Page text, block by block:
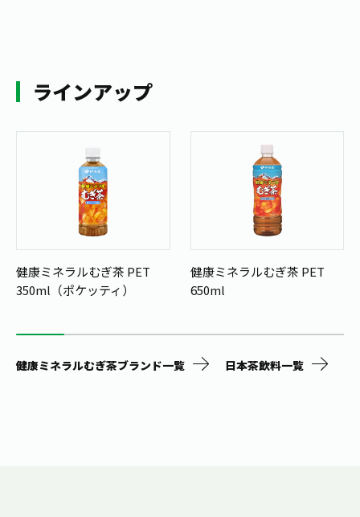
ラインアップ
健康ミネラルむぎ茶 PET
350ml（ポケッティ）
健康ミネラルむぎ茶 PET
650ml
健康ミネラルむぎ茶ブランド一覧 日本茶飲料一覧